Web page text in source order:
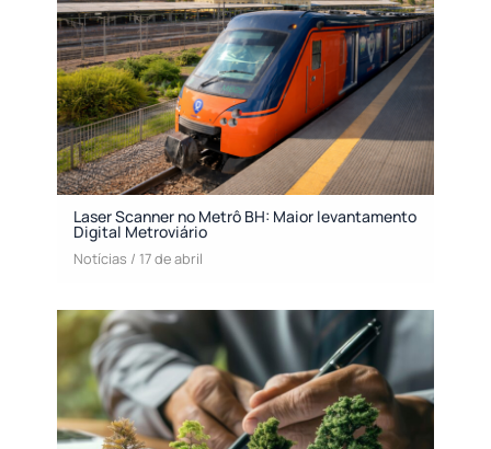
Laser Scanner no Metrô BH: Maior levantamento
Digital Metroviário
Notícias / 17 de abril